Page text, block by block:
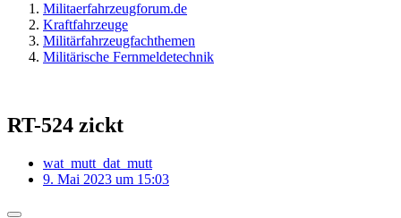
Militaerfahrzeugforum.de
Kraftfahrzeuge
Militärfahrzeugfachthemen
Militärische Fernmeldetechnik
RT-524 zickt
wat_mutt_dat_mutt
9. Mai 2023 um 15:03